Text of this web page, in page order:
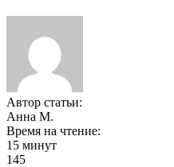
Автор статьи:
Анна М.
Время на чтение:
15 минут
145